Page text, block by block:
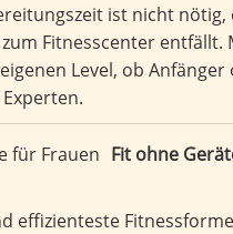
ist nicht
Fitnesscenter entfällt.
Level, ob Anfänger
Fit ohne
effizienteste